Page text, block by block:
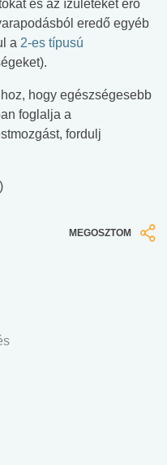
és az ízületeket érő
eredő egyéb
a 2-es típusú
hogy egészségesebb
foglalja a
fordulj
)
MEGOSZTOM